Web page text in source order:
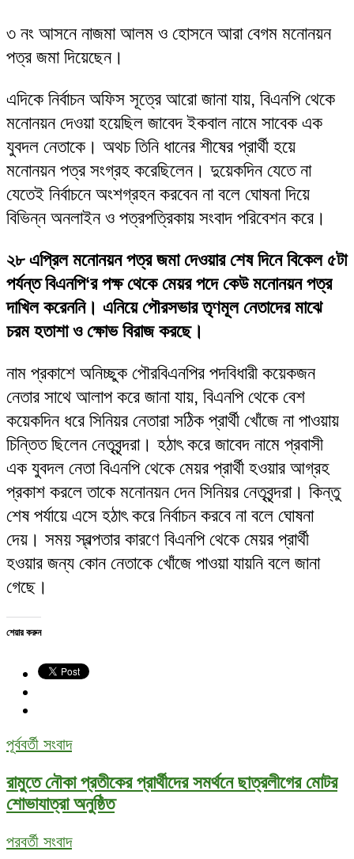
৩ নং আসনে নাজমা আলম ও হোসনে আরা বেগম মনোনয়ন
পত্র জমা দিয়েছেন।
এদিকে নির্বাচন অফিস সূত্রে আরো জানা যায়, বিএনপি থেকে
মনোনয়ন দেওয়া হয়েছিল জাবেদ ইকবাল নামে সাবেক এক
যুবদল নেতাকে। অথচ তিনি ধানের শীষের প্রার্থী হয়ে
মনোনয়ন পত্র সংগ্রহ করেছিলেন। দুয়েকদিন যেতে না
যেতেই নির্বাচনে অংশগ্রহন করবেন না বলে ঘোষনা দিয়ে
বিভিন্ন অনলাইন ও পত্রপত্রিকায় সংবাদ পরিবেশন করে।
২৮ এপ্রিল মনোনয়ন পত্র জমা দেওয়ার শেষ দিনে বিকেল ৫টা
পর্যন্ত বিএনপি‘র পক্ষ থেকে মেয়র পদে কেউ মনোনয়ন পত্র
দাখিল করেননি। এনিয়ে পৌরসভার তৃণমূল নেতাদের মাঝে
চরম হতাশা ও ক্ষোভ বিরাজ করছে।
নাম প্রকাশে অনিচ্ছুক পৌরবিএনপির পদবিধারী কয়েকজন
নেতার সাথে আলাপ করে জানা যায়, বিএনপি থেকে বেশ
কয়েকদিন ধরে সিনিয়র নেতারা সঠিক প্রার্থী খোঁজে না পাওয়ায়
চিন্তিত ছিলেন নেতৃবৃন্দরা। হঠাৎ করে জাবেদ নামে প্রবাসী
এক যুবদল নেতা বিএনপি থেকে মেয়র প্রার্থী হওয়ার আগ্রহ
প্রকাশ করলে তাকে মনোনয়ন দেন সিনিয়র নেতৃবৃন্দরা। কিন্তু
শেষ পর্যায়ে এসে হঠাৎ করে নির্বাচন করবে না বলে ঘোষনা
দেয়। সময় স্বল্পতার কারণে বিএনপি থেকে মেয়র প্রার্থী
হওয়ার জন্য কোন নেতাকে খোঁজে পাওয়া যায়নি বলে জানা
গেছে।
শেয়ার করুন
পূর্ববর্তী সংবাদ
রামুতে নৌকা প্রতীকের প্রার্থীদের সমর্থনে ছাত্রলীগের মোটর
শোভাযাত্রা অনুষ্ঠিত
পরবর্তী সংবাদ